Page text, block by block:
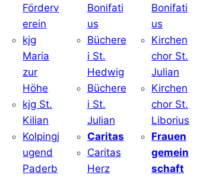
Förderv
erein
kjg
Maria
zur
Höhe
kjg St.
Kilian
Kolpingj
ugend
Paderb
Bonifati
us
Büchere
i St.
Hedwig
Büchere
i St.
Julian
Caritas
Caritas
Herz
Bonifati
us
Kirchen
chor St.
Julian
Kirchen
chor St.
Liborius
Frauen
gemein
schaft